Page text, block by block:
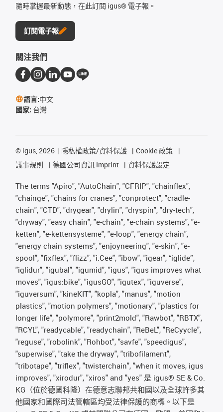
隨時掌握最新動態，在此訂閱 igus® 電子報。
訂閱電子報
關注我們
語言:中文
國家: 台灣
© igus, 2026 隱私權政策/資料保護
Cookie 政策
議事規則
德國公司資訊 Imprint 資料保護設定
The terms "Apiro", "AutoChain", "CFRIP", "chainflex",
"chainge", "chains for cranes", "conprotect", "cradle-
chain", "CTD", "drygear", "drylin", "dryspin", "dry-tech",
"dryway", "easy chain", "e-chain", "e-chain systems", "e-
ketten", "e-kettensysteme", "e-loop", "energy chain",
"energy chain systems", "enjoyneering", "e-skin", "e-
spool", "fixflex", "flizz", "i.Cee", "ibow", "igear", “iglide”,
"iglidur", "igubal", "igumid", "igus", "igus improves what
moves", "igus:bike", "igusGO", "igutex", "iguverse",
"iguversum", "kineKIT", "kopla", "manus", "motion
plastics", "motion polymers", "motionary", "plastics for
longer life", "polymore", "print2mold", "Rawbot", "RBTX",
"RCYL", "readycable", "readychain", "ReBeL", "ReCyycle",
"reguse", "robolink", "Rohbot", "savfe", "speedigus",
"superwise", "take the dryway", "tribofilament",
"tribotape", "triflex", "twisterchain", "when it moves, igus
improves", "xirodur", "xiros" and "yes" 是 igus® SE & Co.
KG（位於德國科隆）在德意志聯邦共和國以及全球許多其
他國家和國際司法管轄區均受法律保護的商標。以下是